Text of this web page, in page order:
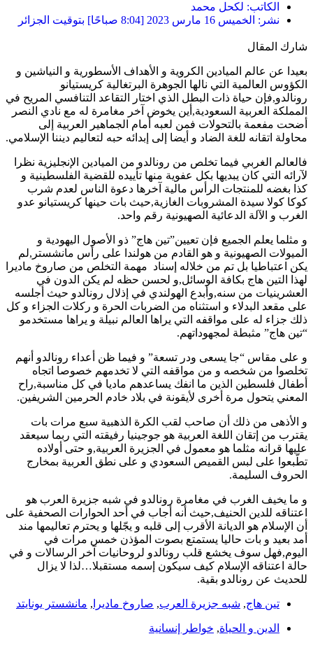
الكاتب: لكحل محمد
نشر: الخميس 16 مارس 2023 [8:04 صباحًا] بتوقيت الجزائر
شارك المقال
بعيدا عن عالم الميادين الكروية و الأهداف الأسطورية و النياشين و
الكؤوس العالمية التي نالها الجوهرة البرتغالية كريستيانو
رونالدو,فإن حياة ذات البطل الذي اختار التقاعد التنافسي المريح في
المملكة العربية السعودية,أين يخوض آخر مغامرة له مع نادي النصر
أضحت مفعمة بالتحولات فمن لعبه أمام الجماهير العربية إلى
محاولة اتقانه للغة الضاد و أيضا إلى إبدائه حبه لتعاليم ديننا الإسلامي.
فالعالم الغربي فيما تخلص من رونالدو من الميادين الإنجليزية نظرا
لآرائه التي كان يبديها بكل عفوية منها تأييده للقضية الفلسطينية و
كذا بغضه للمنتجات الرأس مالية آخرها دعوة الناس لعدم شرب
كوكا كولا سيدة المشروبات الغازية,حيث بات حينها كريستيانو عدو
الغرب و الآلة الدعائية الصهيونية رقم واحد.
و مثلما يعلم الجميع فإن تعيين”تين هاج” ذو الأصول اليهودية و
الميولات الصهيونية و هو القادم من هولندا على رأس مانشستر,لم
يكن اعتباطيا بل تم من خلاله إسناد مهمة التخلص من صاروخ ماديرا
لهذا التين هاج بكافة الوسائل,و لحسن حظه لم يكن الدون في
العشرينيات من سنه,وأبدع الهولندي في إذلال رونالدو حيث أجلسه
على مقعد البدلاء و استثناه من الضربات الحرة و ركلات الجزاء و كل
ذلك جزاء له على مواقفه التي يراها العالم نبيلة و يراها مستخدمو
“تين هاج” مثبطة لمجهوداتهم.
و على مقاس “جا يسعى ودر تسعة” و فيما ظن أعداء رونالدو أنهم
تخلصوا من شخصه و من مواقفه التي لا تخدمهم خصوصا اتجاه
أطفال فلسطين الذين ما انفك يساعدهم ماديا في كل مناسبة,راح
المعني يتحول مرة أخرى لأيقونة في بلاد خادم الحرمين الشريفين.
و الأذهى من ذلك أن صاحب لقب الكرة الذهبية سبع مرات بات
يقترب من إتقان اللغة العربية هو جوجينيا رفيقته التي ربما سيعقد
عليها قرانه مثلما هو معمول في الجزيرة العربية,و حتى أولاده
تطّبعوا على لبس القميص السعودي و على نطق العربية بمخارج
الحروف السليمة.
و ما يخيف الغرب في مغامرة رونالدو في شبه جزيرة العرب هو
اعتناقه للدين الحنيف,حيث أنه أجاب في أحد الحوارات الصحفية على
أن الإسلام هو الديانة الأقرب إلى قلبه و يجّلها و يحترم تعاليمها مند
أمد بعيد و بات حاليا يستمتع بصوت المؤذن خمس مرات في
اليوم,فهل سوف يخشع قلب رونالدو لروحانيات آخر الرسالات و في
حالة اعتناقه الإسلام كيف سيكون إسمه مستقبلا…لذا لا يزال
للحديث عن رونالدو بقية.
تين هاج, شبه جزيرة العرب, صاروخ ماديرا , مانشستر يونايتد
الدين و الحياة, خواطر إنسانية